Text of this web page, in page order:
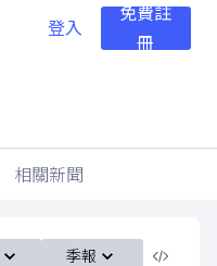
登入
免費註
冊
相關新聞
季報